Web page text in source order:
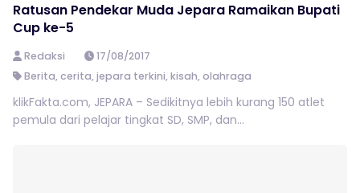
Ratusan Pendekar Muda Jepara Ramaikan Bupati
Cup ke-5
Redaksi
17/08/2017
Berita, cerita, jepara terkini, kisah, olahraga
klikFakta.com, JEPARA – Sedikitnya lebih kurang 150 atlet
pemula dari pelajar tingkat SD, SMP, dan...